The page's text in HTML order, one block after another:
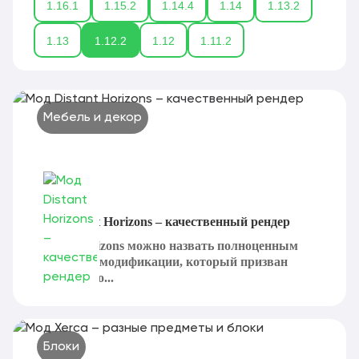
1.16.1 1.15.2 1.14.4 1.14 1.13.2
1.13 1.12.2 1.12 1.11.2
Мебель и декор
Мод Distant Horizons – качественный рендер
Distant Horizons можно назвать полноценным
вариантом модификации, который призван
значительно...
Блоки